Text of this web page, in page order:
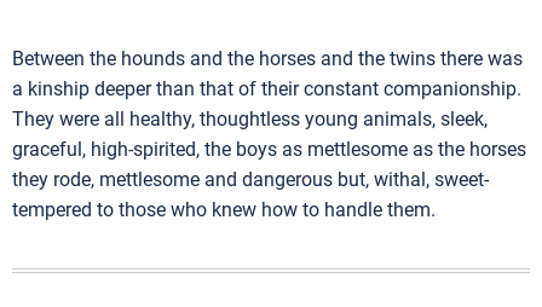
Between the hounds and the horses and the twins there was
a kinship deeper than that of their constant companionship.
They were all healthy, thoughtless young animals, sleek,
graceful, high-spirited, the boys as mettlesome as the horses
they rode, mettlesome and dangerous but, withal, sweet-
tempered to those who knew how to handle them.